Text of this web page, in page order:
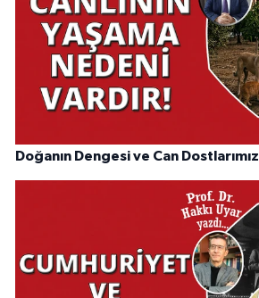
Doğanın Dengesi ve Can Dostlarımız